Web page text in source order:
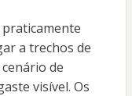
a trechos de
de
visível. Os